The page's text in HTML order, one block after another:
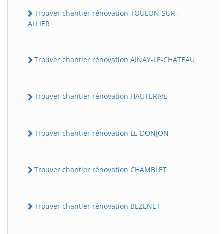
Trouver chantier rénovation TOULON-SUR-
ALLIER
Trouver chantier rénovation AINAY-LE-CHATEAU
Trouver chantier rénovation HAUTERIVE
Trouver chantier rénovation LE DONJON
Trouver chantier rénovation CHAMBLET
Trouver chantier rénovation BEZENET